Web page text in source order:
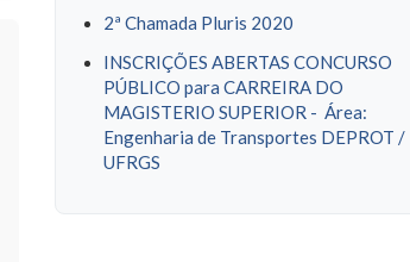
2ª Chamada Pluris 2020
INSCRIÇÕES ABERTAS CONCURSO
PÚBLICO para CARREIRA DO
MAGISTERIO SUPERIOR - Área:
Engenharia de Transportes DEPROT /
UFRGS